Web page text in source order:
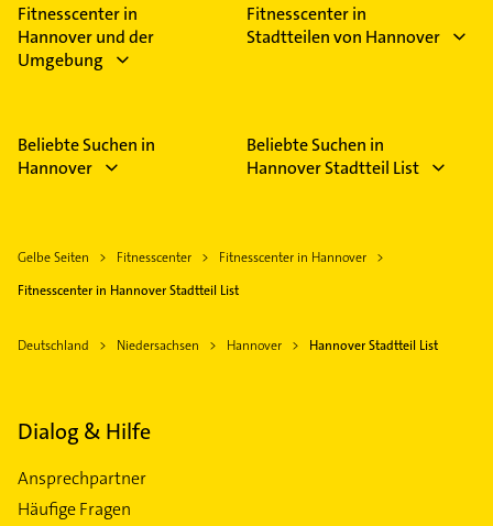
Fitnesscenter in
Hannover und der
Umgebung
Fitnesscenter in
Stadtteilen von Hannover
Beliebte Suchen in
Hannover
Beliebte Suchen in
Hannover Stadtteil List
Gelbe Seiten Fitnesscenter
Fitnesscenter in Hannover
Fitnesscenter in Hannover Stadtteil List
Deutschland Niedersachsen Hannover Hannover Stadtteil List
Dialog & Hilfe
Ansprechpartner
Häufige Fragen